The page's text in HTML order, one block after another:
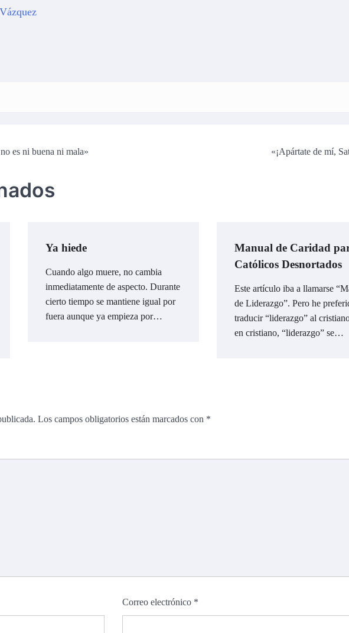
es ni buena ni mala» «¡Apártate de mí,
Ya hiede
Cuando algo muere, no cambia
inmediatamente de aspecto. Durante
cierto tiempo se mantiene igual por
fuera aunque ya empieza por…
Manual de Caridad
Católicos Desnortados
Este artículo iba a llamarse
de Liderazgo”. Pero he
traducir “liderazgo” al
en cristiano, “liderazgo” se…
Los campos obligatorios están marcados con *
Correo electrónico *